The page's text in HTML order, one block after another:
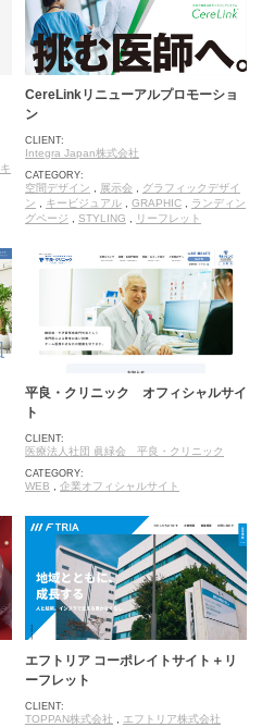
キ
CereLinkリニューアルプロモーショ
ン
CLIENT:
Integra Japan株式会社
CATEGORY:
空間デザイン 展示会
グラフィックデザイ
ン
キービジュアル GRAPHIC
ランディン
グページ
STYLING リーフレット
平良・クリニック オフィシャルサイ
ト
CLIENT:
医療法人社団 眞緑会 平良・クリニック
CATEGORY:
WEB 企業オフィシャルサイト
エフトリア コーポレイトサイト＋リ
ーフレット
CLIENT:
TOPPAN株式会社 エフトリア株式会社